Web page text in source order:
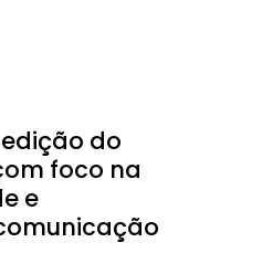
do
foco na
e